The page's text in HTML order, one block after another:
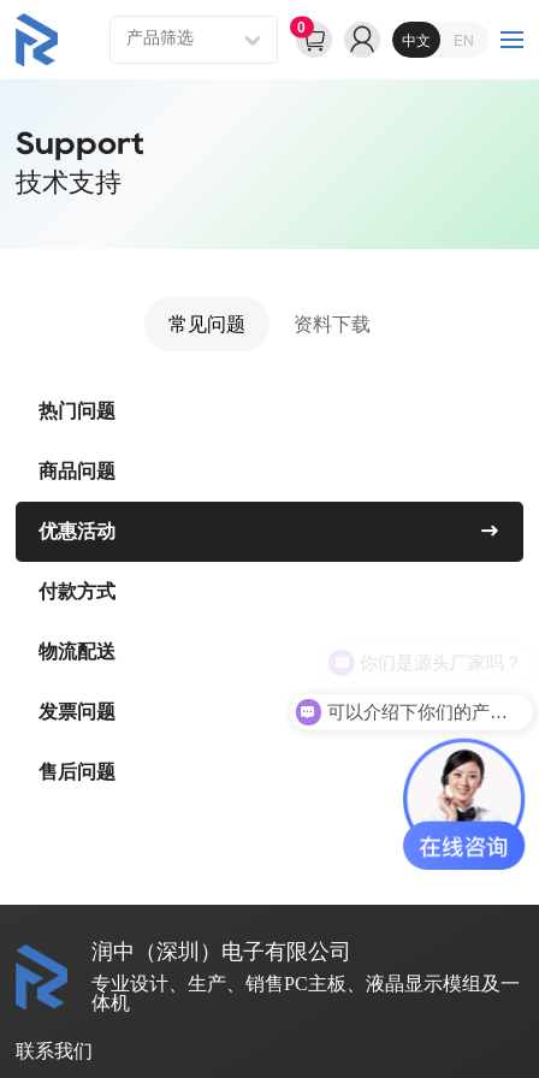
0
中文 EN
Support
技术支持
常见问题 资料下载
热门问题
商品问题
优惠活动
付款方式
物流配送
发票问题
售后问题
润中（深圳）电子有限公司
专业设计、生产、销售PC主板、液晶显示模组及一
体机
联系我们
可以介绍下你们的产品么
你们是源头厂家吗？